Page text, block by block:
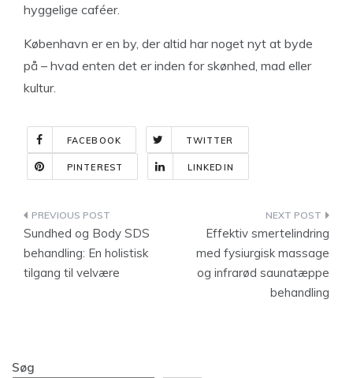
hyggelige caféer.
København er en by, der altid har noget nyt at byde
på – hvad enten det er inden for skønhed, mad eller
kultur.
FACEBOOK TWITTER
PINTEREST LINKEDIN
Indlægsnavigation
Sundhed og Body SDS
behandling: En holistisk
tilgang til velvære
Effektiv smertelindring
med fysiurgisk massage
og infrarød saunatæppe
behandling
Søg